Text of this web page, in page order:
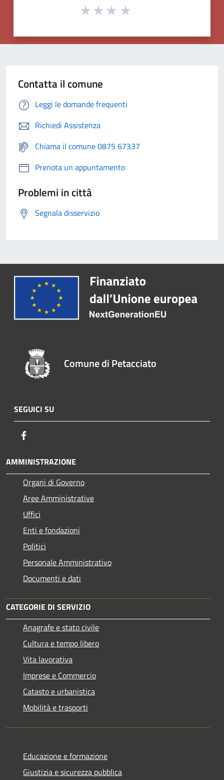
Contatta il comune
Leggi le domande frequenti
Richiedi Assistenza
Chiama il comune 0875 67337
Prenota un appuntamento
Problemi in città
Segnala disservizio
Comune di Petacciato
SEGUICI SU
AMMINISTRAZIONE
Organi di Governo
Aree Amministrative
Uffici
Enti e fondazioni
Politici
Personale Amministrativo
Documenti e dati
CATEGORIE DI SERVIZIO
Anagrafe e stato civile
Cultura e tempo libero
Vita lavorativa
Imprese e Commercio
Catasto e urbanistica
Mobilità e trasporti
Educazione e formazione
Giustizia e sicurezza pubblica